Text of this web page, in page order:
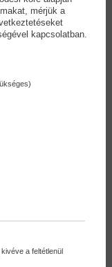
- Közel
száz...
mérjük a
kapcsolatban.
a feltétlenül